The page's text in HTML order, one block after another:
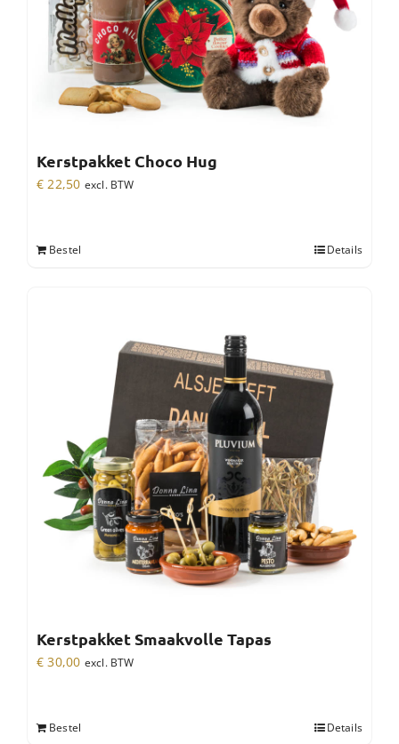
Kerstpakket Choco Hug
€ 22,50 excl. BTW
Bestel Details
Kerstpakket Smaakvolle Tapas
€ 30,00 excl. BTW
Bestel Details